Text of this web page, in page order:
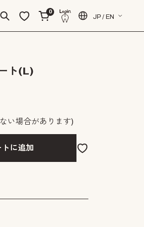
0
JP / EN
ト(L)
い場合があります)
トに追加